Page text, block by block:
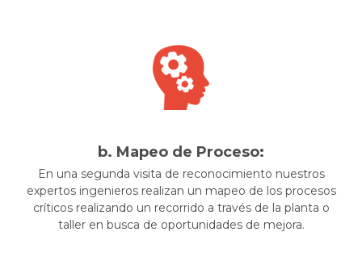
b. Mapeo de Proceso:
En una segunda visita de reconocimiento nuestros
expertos ingenieros realizan un mapeo de los procesos
críticos realizando un recorrido a través de la planta o
taller en busca de oportunidades de mejora.